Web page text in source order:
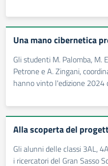
Una mano cibernetica
Gli studenti M. Palomba, M.
Petrone e A. Zingani,
hanno vinto l'edizione 2024
Alla scoperta del
Gli alunni delle classi 3AL,
i ricercatori del Gran Sasso